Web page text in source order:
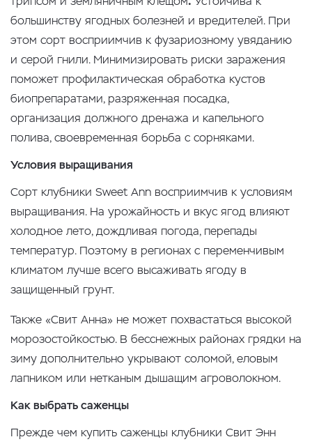
большинству ягодных болезней и вредителей. При
этом сорт восприимчив к фузариозному увяданию
и серой гнили. Минимизировать риски заражения
поможет профилактическая обработка кустов
биопрепаратами, разряженная посадка,
организация должного дренажа и капельного
полива, своевременная борьба с сорняками.
Условия выращивания
Сорт клубники Sweet Ann восприимчив к условиям
выращивания. На урожайность и вкус ягод влияют
холодное лето, дождливая погода, перепады
температур. Поэтому в регионах с переменчивым
климатом лучше всего высаживать ягоду в
защищенный грунт.
Также «Свит Анна» не может похвастаться высокой
морозостойкостью. В бесснежных районах грядки на
зиму дополнительно укрывают соломой, еловым
лапником или нетканым дышащим агроволокном.
Как выбрать саженцы
Прежде чем купить саженцы клубники Свит Энн